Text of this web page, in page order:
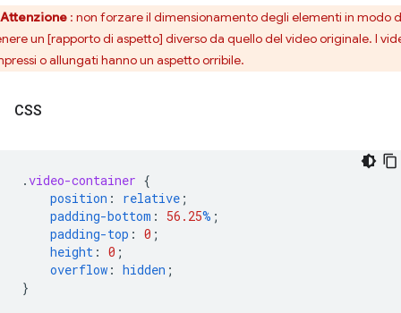
Attenzione : non forzare il dimensionamento degli elementi in modo
un [rapporto di aspetto] diverso da quello del video originale. I
o allungati hanno un aspetto orribile.
CSS
.video-container {
position : relative ;
padding-bottom : 56.25% ;
padding-top : 0 ;
height : 0 ;
overflow : hidden ;
}